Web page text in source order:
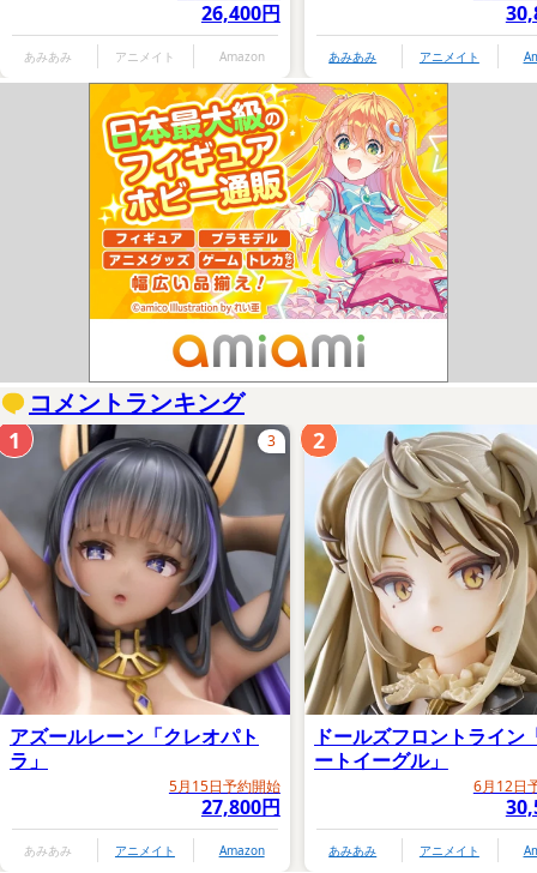
26,400円
あみあみ アニメイト Amazon あみあみ アニメイト
コメントランキング
アズールレーン「クレオパト
ラ」
5月15日予約開始
27,800円
あみあみ アニメイト Amazon
3
1
ドールズフロントライン
ートイーグル」
6月12日
あみあみ アニメイト
2